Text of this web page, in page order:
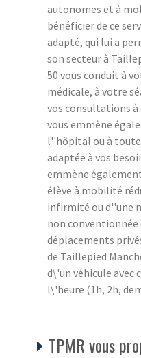
autonomes et à
bénéficier de ce
adapté, qui lui a
son secteur à
50 vous conduit à
médicale, à votre
vos consultations
vous emmène
l''hôpital ou à
adaptée à vos
emmène
élève à mobilité
infirmité ou d''une
non
déplacements
de Taillepied
d\'un véhicule avec
l\'heure (1h, 2h,
TPMR vous